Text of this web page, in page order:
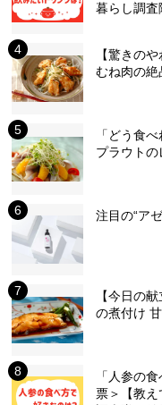
暮らし調査
【驚きの
むね肉の絶
「どう食
プラウト
注目の“ア
【今日の
の煮付け
「人参の
票＞【教え